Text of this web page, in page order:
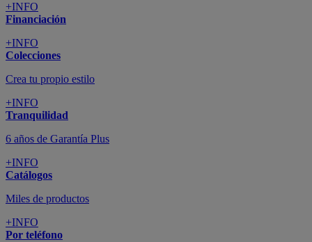
+INFO
Financiación
+INFO
Colecciones
Crea tu propio estilo
+INFO
Tranquilidad
6 años de Garantía Plus
+INFO
Catálogos
Miles de productos
+INFO
Por teléfono